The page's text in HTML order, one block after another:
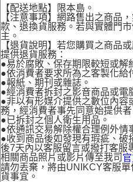
【配送地點】限本島。
【注意事項】網路售出之商品
款、退換貨服務。若與實體門
主。
【退貨說明】若您購買之商品
提供退貨服務：
●易於腐敗、保存期限較短或解
●依消費者要求所為之客製化給
●報紙、期刊或雜誌。
●經消費者拆封之影音商品或電
●非以有形媒介提供之數位內容
務，經消費者事先同意始提供者
●已拆封之個人衛生用品。
●依通訊交易解除權合理例外情
●收到商品後如發現有瑕疵、破
後7天內以客服留言或撥打客服
相關商品照片或影片傳至我司
請勿丟棄，將由UNIKCY客服
貨事宜。